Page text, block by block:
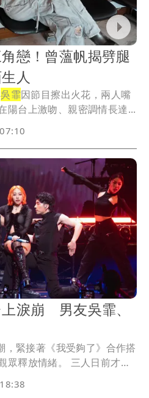
戀！曾薀帆揭劈腿
人
吳霏因節目擦出火花，兩人嘴
陽台上激吻、親密調情長達...
淚崩 男友吳霏、
，緊接著《我受夠了》合作搭
情緒。 三人日前才